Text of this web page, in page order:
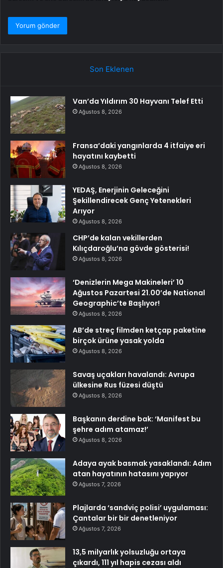
Son Eklenen
Van’da Yıldırım 30 Hayvanı Telef Etti
Ağustos 8, 2026
Fransa’daki yangınlarda 4 itfaiye eri
hayatını kaybetti
Ağustos 8, 2026
YEDAŞ, Enerjinin Geleceğini
Şekillendirecek Genç Yetenekleri
Arıyor
Ağustos 8, 2026
CHP’de kalan vekillerden
Kılıçdaroğlu’na gövde gösterisi!
Ağustos 8, 2026
‘Denizlerin Mega Makineleri’ 10
Ağustos Pazartesi 21.00’de National
Geographic’te Başlıyor!
Ağustos 8, 2026
AB’de streç filmden ketçap paketine
birçok ürüne yasak yolda
Ağustos 8, 2026
Savaş uçakları havalandı: Avrupa
ülkesine Rus füzesi düştü
Ağustos 8, 2026
Başkanın derdine bak: ‘Manifest bu
şehre adım atamaz!’
Ağustos 8, 2026
Adaya ayak basmak yasaklandı: Adım
atan hayatının hatasını yapıyor
Ağustos 7, 2026
Plajlarda ‘sandviç polisi’ uygulaması:
Çantalar bir bir denetleniyor
Ağustos 7, 2026
13,5 milyarlık yolsuzluğu ortaya
çıkardı, 111 yıl hapis cezası aldı